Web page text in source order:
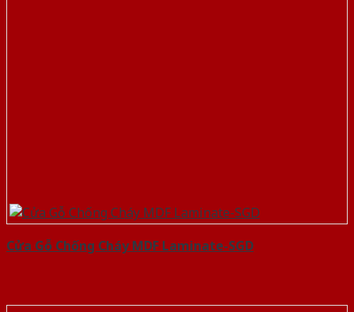
Cửa Gỗ Chống Cháy MDF Laminate-SGD